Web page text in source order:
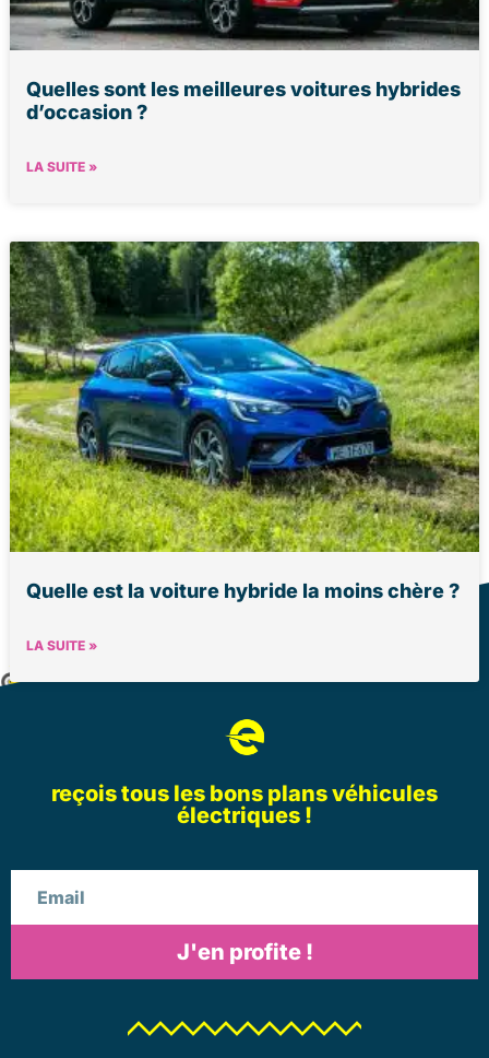
Quelles sont les meilleures voitures hybrides
d’occasion ?
LA SUITE »
Quelle est la voiture hybride la moins chère ?
LA SUITE »
reçois tous les bons plans véhicules
électriques !
J'en profite !